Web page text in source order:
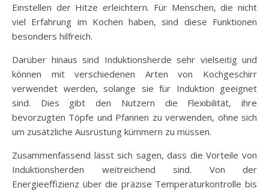
Einstellen der Hitze erleichtern. Für Menschen, die nicht
viel Erfahrung im Kochen haben, sind diese Funktionen
besonders hilfreich.
Darüber hinaus sind Induktionsherde sehr vielseitig und
können mit verschiedenen Arten von Kochgeschirr
verwendet werden, solange sie für Induktion geeignet
sind. Dies gibt den Nutzern die Flexibilität, ihre
bevorzugten Töpfe und Pfannen zu verwenden, ohne sich
um zusätzliche Ausrüstung kümmern zu müssen.
Zusammenfassend lässt sich sagen, dass die Vorteile von
Induktionsherden weitreichend sind. Von der
Energieeffizienz über die präzise Temperaturkontrolle bis